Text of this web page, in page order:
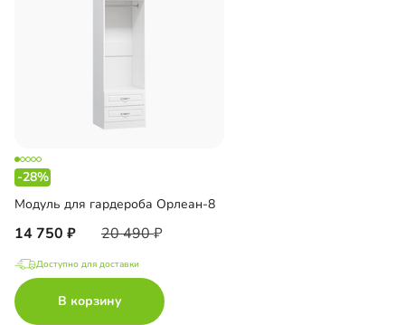
-28%
Модуль для гардероба Орлеан-8
14 750 20 490
Доступно для доставки
В корзину